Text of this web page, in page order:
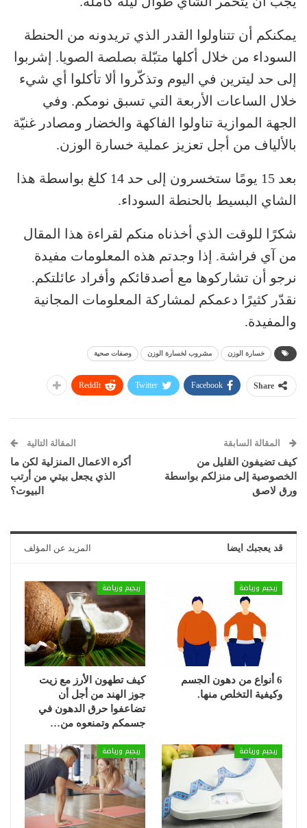
يمكنكم أن تتناولوا القدر الذي تريدونه من الحنطة
السوداء من خلال أكلها متبّلة بصلصة الصويا. إشربوا
إلى حد ليترين في اليوم وتذكّروا ألا تأكلوا أي شيء
خلال الساعات الأربعة التي تسبق نومكم. وفي
الجهة الموازية تناولوا الفاكهة والخضار ومصادر غنيّة
بالألياف من أجل تعزيز عملية خسارة الوزن.
بعد 15 يومًا ستخسرون إلى حد 14 كلغ بواسطة هذا
الشاي البسيط بالحنطة السوداء.
شكرًا للوقت الذي أخذناه منكم لقراءة هذا المقال
من آي فراشة. إذا وجدتم هذه المعلومات مفيدة
نرجو أن تشاركوها مع أصدقائكم وأفراد عائلتكم.
نقدّر كثيرًا دعمكم لمشاركة المعلومات المجانية
والمفيدة.
خسارة الوزن مشروب لخسارة الوزن وصفات صحية
Share
Facebook
Twitter
ReddIt
المقالة السابقة
كيف تضيفون القليل من
الخصوصية إلى منزلكم بواسطة
ورق لاصق
المقالة التالية
أكره الاعمال المنزلية لكن ما
الذي يجعل بيتي من أرتب
البيوت؟
قد يعجبك ايضا المزيد عن المؤلف
ريجيم ورياضة
6 أنواع من دهون الجسم
وكيفية التخلص منها.
ريجيم ورياضة
كيف تطهون الأرز مع زيت
جوز الهند من أجل أن
تضاعفوا حرق الدهون في
جسمكم وتمنعوه من…
ريجيم ورياضة ريجيم ورياضة